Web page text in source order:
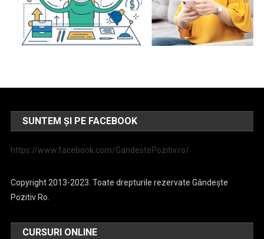
SUNTEM ȘI PE FACEBOOK
https://www.facebook.com/GandestePozitiv.ro/
Copyright 2013-2023. Toate drepturile rezervate Gândește
Pozitiv Ro.
CURSURI ONLINE